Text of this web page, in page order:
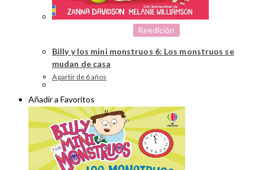
Reedición
Billy y los mini monstruos 6: Los monstruos se
mudan de casa
A partir de 6 años
Añadir a Favoritos